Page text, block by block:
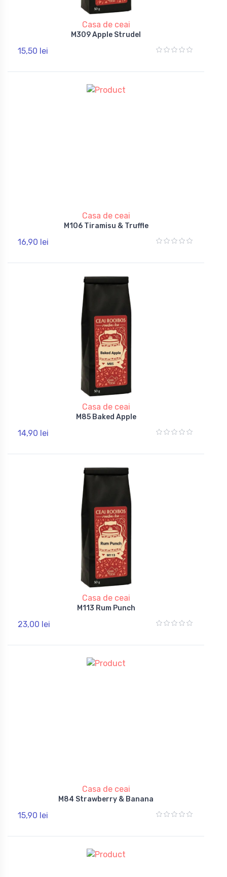
Casa de ceai
M309 Apple Strudel
15,50 lei
Casa de ceai
M106 Tiramisu & Truffle
16,90 lei
Casa de ceai
M85 Baked Apple
14,90 lei
Casa de ceai
M113 Rum Punch
23,00 lei
Casa de ceai
M84 Strawberry & Banana
15,90 lei